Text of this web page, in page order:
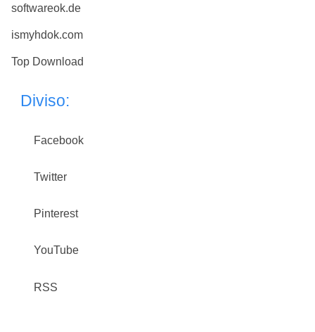
softwareok.de
ismyhdok.com
Top Download
Diviso:
Facebook
Twitter
Pinterest
YouTube
RSS